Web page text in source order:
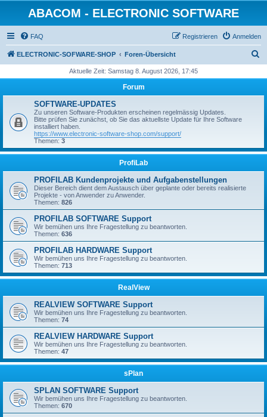
ABACOM - ELECTRONIC SOFTWARE
FAQ Anmelden
Registrieren
ELECTRONIC-SOFWARE-SHOP Foren-Übersicht
h
Aktuelle Zeit: Samstag 8. August 2026, 17:45
Forum
SOFTWARE-UPDATES
Zu unseren Software-Produkten erscheinen regelmässig Updates.
Bitte prüfen Sie zunächst, ob Sie das aktuellste Update für Ihre Software
installiert haben.
https://www.electronic-software-shop.com/support/
Themen: 3
ProfiLab
PROFILAB Kundenprojekte und Aufgabenstellungen
Dieser Bereich dient dem Austausch über geplante oder bereits realisierte
Projekte - von Anwender zu Anwender.
Themen: 826
PROFILAB SOFTWARE Support
Wir bemühen uns Ihre Fragestellung zu beantworten.
Themen: 636
PROFILAB HARDWARE Support
Wir bemühen uns Ihre Fragestellung zu beantworten.
Themen: 713
RealView
REALVIEW SOFTWARE Support
Wir bemühen uns Ihre Fragestellung zu beantworten.
Themen: 74
REALVIEW HARDWARE Support
Wir bemühen uns Ihre Fragestellung zu beantworten.
Themen: 47
sPlan
SPLAN SOFTWARE Support
Wir bemühen uns Ihre Fragestellung zu beantworten.
Themen: 670